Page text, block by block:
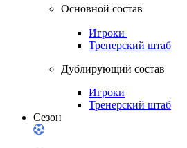
Основной состав
Игроки
Тренерский штаб
Дублирующий состав
Игроки
Тренерский штаб
Сезон